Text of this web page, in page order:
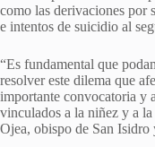
como las derivaciones por
e intentos de suicidio al
“Es fundamental que
resolver este dilema que
importante convocatoria y
vinculados a la niñez y a
Ojea, obispo de San